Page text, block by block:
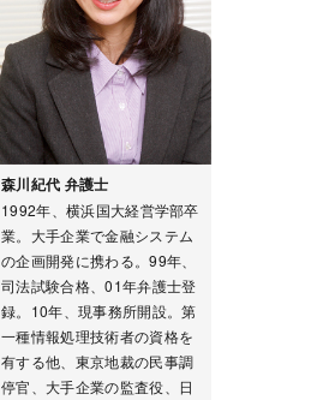
森川紀代 弁護士
1992年、横浜国大経営学部卒
業。大手企業で金融システム
の企画開発に携わる。99年、
司法試験合格、01年弁護士登
録。10年、現事務所開設。第
一種情報処理技術者の資格を
有する他、東京地裁の民事調
停官、大手企業の監査役、日